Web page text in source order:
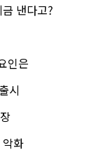
낸다고?
인은
시
화